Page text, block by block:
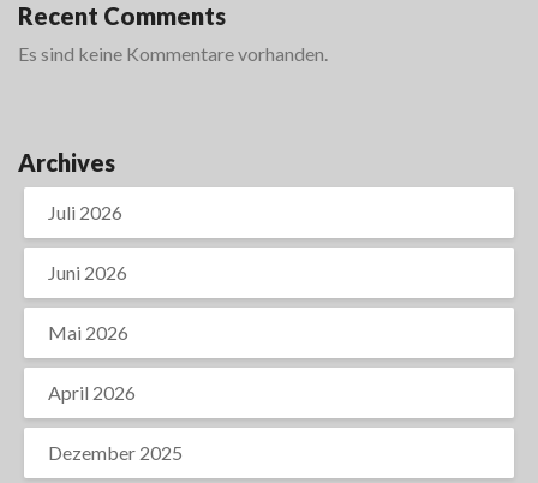
Recent Comments
Es sind keine Kommentare vorhanden.
Archives
Juli 2026
Juni 2026
Mai 2026
April 2026
Dezember 2025